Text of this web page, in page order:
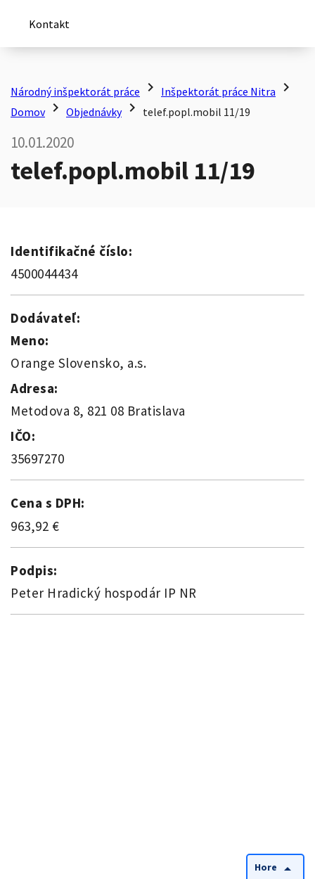
Kontakt
Národný inšpektorát práce chevron_right Inšpektorát práce Nitra chevron_right
Domov chevron_right Objednávky chevron_right telef.popl.mobil 11/19
10.01.2020
telef.popl.mobil 11/19
Identifikačné číslo:
4500044434
Dodávateľ:
Meno:
Orange Slovensko, a.s.
Adresa:
Metodova 8, 821 08 Bratislava
IČO:
35697270
Cena s DPH:
963,92 €
Podpis:
Peter Hradický hospodár IP NR
Hore arrow_drop_up